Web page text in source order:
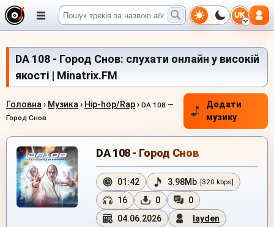
UK
DA 108 - Город Снов: слухати онлайн у високій
якості | Minatrix.FM
Головна › Музика › Hip-hop/Rap› DA 108 —
Город Снов
Додати
музику
DA 108 - Город Снов
01:42 3.98Mb [320 kbps]
16 0
0
04.06.2026
layden